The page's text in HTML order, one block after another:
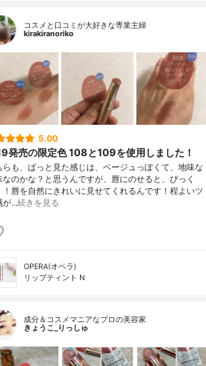
コスメと口コミが大好きな専業主婦
kirakiranoriko
5.00
発売の限定色 108と109を使用しました！
らも、ぱっと見た感じは、ベージュっぽくて、地味な
なのかな？と思うんですが、唇にのせると、びっく
！唇を自然にきれいに見せてくれるんです！程よいツ
が…続きを見る
OPERA(オペラ)
リップティント N
成分＆コスメマニアなプロの美容家
きょうこ_りっしゅ